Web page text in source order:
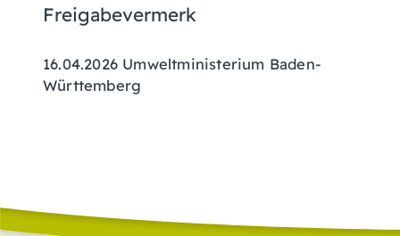
Freigabevermerk
16.04.2026 Umweltministerium Baden-
Württemberg